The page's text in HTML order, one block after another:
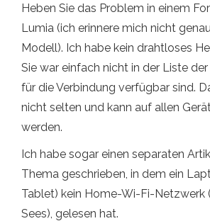
Heben Sie das Problem in einem
Lumia (ich erinnere mich nicht
Modell). Ich habe kein drahtloses
Sie war einfach nicht in der Liste
für die Verbindung verfügbar sind.
nicht selten und kann auf allen
werden.
Ich habe sogar einen separaten
Thema geschrieben, in dem ein
Tablet) kein Home-Wi-Fi-Netzwerk
Sees), gelesen hat.